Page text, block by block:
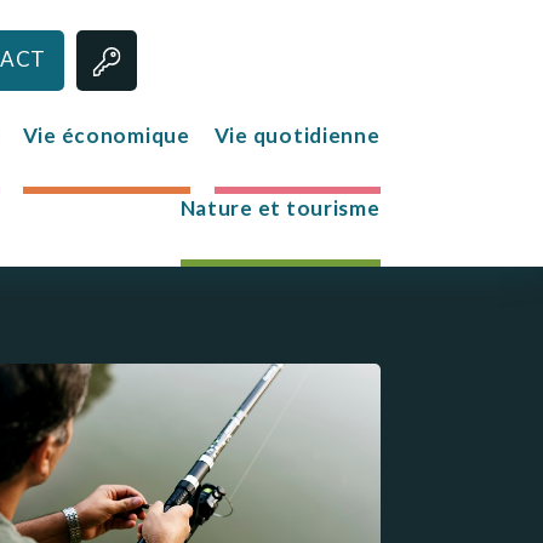
Le club des jeunes
Mission Locale
Vie économique Vie quotidienne
Nature et tourisme